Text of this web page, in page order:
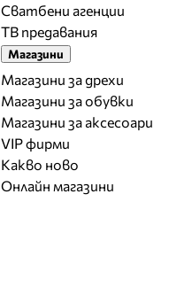
Сватбени агенции
ТВ предавания
Магазини
Магазини за дрехи
Магазини за обувки
Магазини за aксесоари
VIP фирми
Какво ново
Онлайн магазини